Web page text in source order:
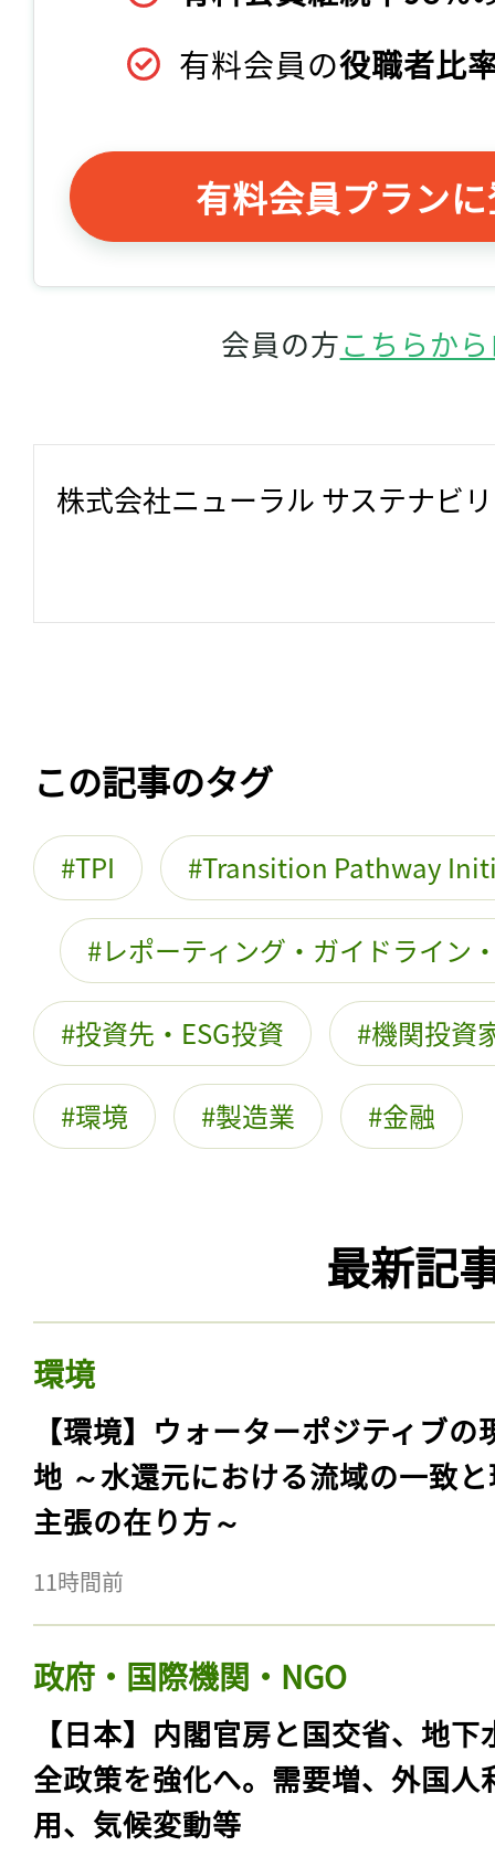
有料会員の役職者比
有料会員プラン
会員の方こちらか
株式会社ニューラル サステナビ
この記事のタグ
TPI Transition Pathway
レポーティング・ガイドライン
投資先・ESG投資 機関投資
環境 製造業 金融
最新記
環境
【環境】ウォーターポジティブの
地 ～水還元における流域の一致
主張の在り方～
11時間前
政府・国際機関・NGO
【日本】内閣官房と国交省、地下
全政策を強化へ。需要増、外国人
用、気候変動等